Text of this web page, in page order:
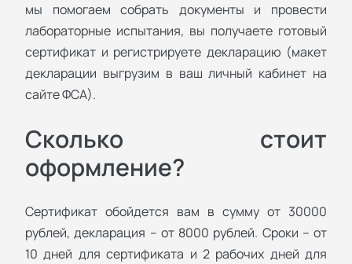
мы помогаем собрать документы и провести
лабораторные испытания, вы получаете готовый
сертификат и регистрируете декларацию (макет
декларации выгрузим в ваш личный кабинет на
сайте ФСА).
Сколько стоит
оформление?
Сертификат обойдется вам в сумму от 30000
рублей, декларация – от 8000 рублей. Сроки – от
10 дней для сертификата и 2 рабочих дней для